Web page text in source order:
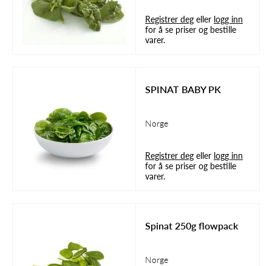
Registrer deg eller logg inn
for å se priser og bestille
varer.
SPINAT BABY PK
Norge
Registrer deg eller logg inn
for å se priser og bestille
varer.
Spinat 250g flowpack
Norge